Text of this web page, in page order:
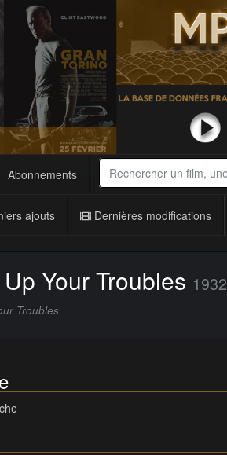
Abonnements
ajouts Dernières modifications
Your Troubles 1932
Troubles